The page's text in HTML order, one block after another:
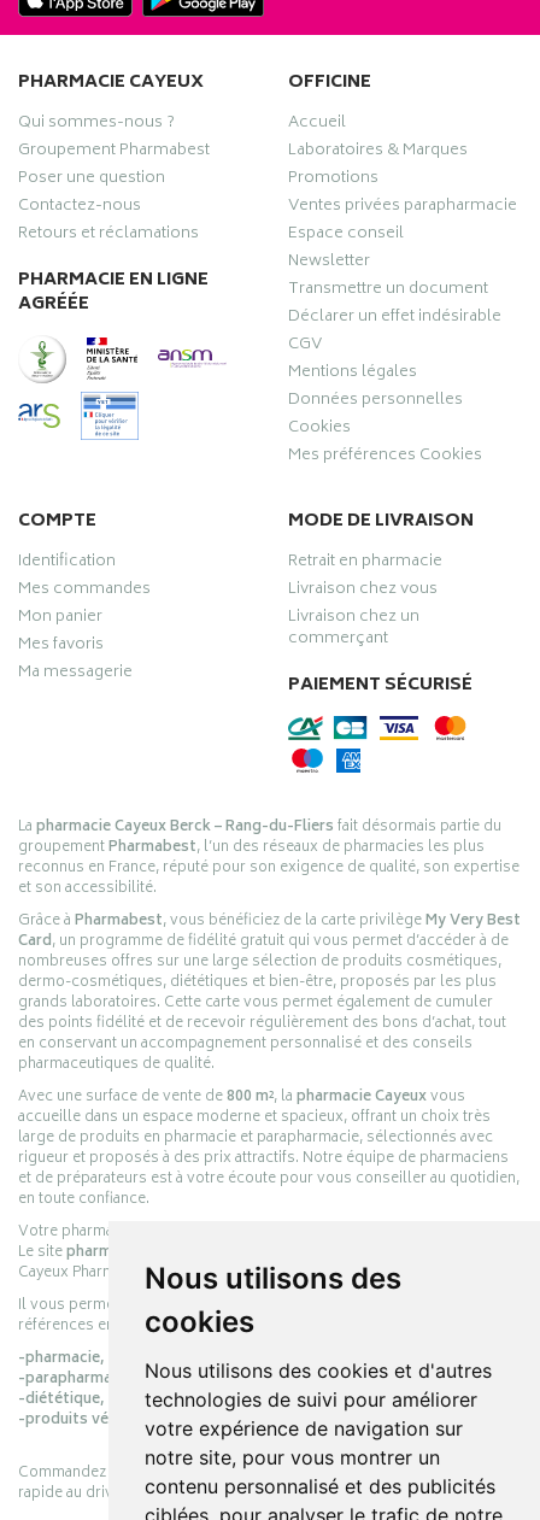
Nous utilisons des
cookies
Nous utilisons des cookies et d'autres
technologies de suivi pour améliorer
votre expérience de navigation sur
notre site, pour vous montrer un
contenu personnalisé et des publicités
ciblées, pour analyser le trafic de notre
PHARMACIE CAYEUX
Qui sommes-nous ?
Groupement Pharmabest
Poser une question
Contactez-nous
Retours et réclamations
PHARMACIE EN LIGNE
AGRÉÉE
OFFICINE
Accueil
Laboratoires & Marques
Promotions
Ventes privées parapharmacie
Espace conseil
Newsletter
Transmettre un document
Déclarer un effet indésirable
CGV
Mentions légales
Données personnelles
Cookies
Mes préférences Cookies
COMPTE
Identification
Mes commandes
Mon panier
Mes favoris
Ma messagerie
MODE DE LIVRAISON
Retrait en pharmacie
Livraison chez vous
Livraison chez un
commerçant
PAIEMENT SÉCURISÉ
Lapharmacie Cayeux Berck – Rang-du-Fliersfait désormais partie du
groupementPharmabest, l’un des réseaux de pharmacies les plus
reconnus en France, réputé pour son exigence de qualité, son expertise
et son accessibilité.
Grâce àPharmabest, vous bénéficiez de la carte privilègeMy Very Best
Card, un programme de fidélité gratuit qui vous permet d’accéder à de
nombreuses offres sur une large sélection de produits cosmétiques,
dermo-cosmétiques, diététiques et bien-être, proposés par les plus
grands laboratoires. Cette carte vous permet également de cumuler
des points fidélité et de recevoir régulièrement des bons d’achat, tout
en conservant un accompagnement personnalisé et des conseils
pharmaceutiques de qualité.
Avec une surface de vente de800 m², lapharmacie Cayeuxvous
accueille dans un espace moderne et spacieux, offrant un choix très
large de produits en pharmacie et parapharmacie, sélectionnés avec
rigueur et proposés à des prix attractifs. Notre équipe de pharmaciens
et de préparateurs est à votre écoute pour vous conseiller au quotidien,
en toute confiance.
Votre pharmacie en ligne :
Le sitepharmacie-cayeux.fr
Cayeux Pharmabest Berck-sur-Mer – Rang-du-Fliers.
Il vous permet de réaliser vos achats en ligne parmi des milliers de
références en :
-pharmacie,
-parapharmacie,
-diététique,
-produits vétérinaires.
Commandez simplement vos produits en ligne et choisissez le retrait
rapide au drive ou la livraison à domicile, en toute simplicité.